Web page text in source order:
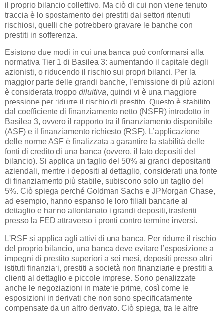
il proprio bilancio collettivo. Ma ciò di cui non viene tenuto
traccia è lo spostamento dei prestiti dai settori ritenuti
rischiosi, quelli che potrebbero gravare le banche con
prestiti in sofferenza.
Esistono due modi in cui una banca può conformarsi alla
normativa Tier 1 di Basilea 3: aumentando il capitale degli
azionisti, o riducendo il rischio sui propri bilanci. Per la
maggior parte delle grandi banche, l’emissione di più azioni
è considerata troppo diluitiva, quindi vi è una maggiore
pressione per ridurre il rischio di prestito. Questo è stabilito
dal coefficiente di finanziamento netto (NSFR) introdotto in
Basilea 3, ovvero il rapporto tra il finanziamento disponibile
(ASF) e il finanziamento richiesto (RSF). L’applicazione
delle norme ASF è finalizzata a garantire la stabilità delle
fonti di credito di una banca (ovvero, il lato depositi del
bilancio). Si applica un taglio del 50% ai grandi depositanti
aziendali, mentre i depositi al dettaglio, considerati una fonte
di finanziamento più stabile, subiscono solo un taglio del
5%. Ciò spiega perché Goldman Sachs e JPMorgan Chase,
ad esempio, hanno espanso le loro filiali bancarie al
dettaglio e hanno allontanato i grandi depositi, trasferiti
presso la FED attraverso i pronti contro termine inversi.
L'RSF si applica agli attivi di una banca. Per ridurre il rischio
del proprio bilancio, una banca deve evitare l’esposizione a
impegni di prestito superiori a sei mesi, depositi presso altri
istituti finanziari, prestiti a società non finanziarie e prestiti a
clienti al dettaglio e piccole imprese. Sono penalizzate
anche le negoziazioni in materie prime, così come le
esposizioni in derivati che non sono specificatamente
compensate da un altro derivato. Ciò spiega, tra le altre